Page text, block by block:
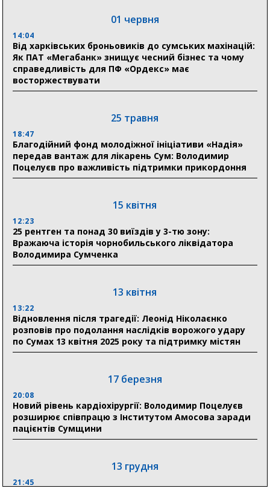
Пенсійний фонд Сумщини спрямував 0,2 млрд грн
на пенсії, страхові виплати та підтримку
прифронтових громад
прифронтової Сумщини: перша група оздоровилася
в Австрії
18:30
Ніколаєнко: у Сумах погодили 115 компенсацій на
відновлення житла майже на 6,6 млн грн
21:01
До 19 400 гривень на паливо: Пенсійний фонд
Сумщини пояснив, як отримати допомогу на зиму
«Укрексімбанк» припиняє виплату пенсій: у
людям
11:00
Артем Кобзар вручив родинам 20 полеглих Героїв
19:38
Сумська клінічна лікарня Святого Пантелеймона
здобула головну відзнаку в медичній сфері України
01 червня
14:04
Від харківських броньовиків до сумських махінацій:
Як ПАТ «Мегабанк» знищує чесний бізнес та чому
справедливість для ПФ «Ордекс» має
восторжествувати
25 травня
18:47
Благодійний фонд молодіжної ініціативи «Надія»
передав вантаж для лікарень Сум: Володимир
Поцелуєв про важливість підтримки прикордоння
15 квітня
12:23
25 рентген та понад 30 виїздів у 3-тю зону:
Вражаюча історія чорнобильського ліквідатора
Володимира Сумченка
13 квітня
13:22
Відновлення після трагедії: Леонід Ніколаєнко
розповів про подолання наслідків ворожого удару
по Сумах 13 квітня 2025 року та підтримку містян
17 березня
20:08
Новий рівень кардіохірургії: Володимир Поцелуєв
розширює співпрацю з Інститутом Амосова заради
пацієнтів Сумщини
13 грудня
21:45